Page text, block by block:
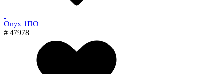
Onyx 1ПО
# 47978